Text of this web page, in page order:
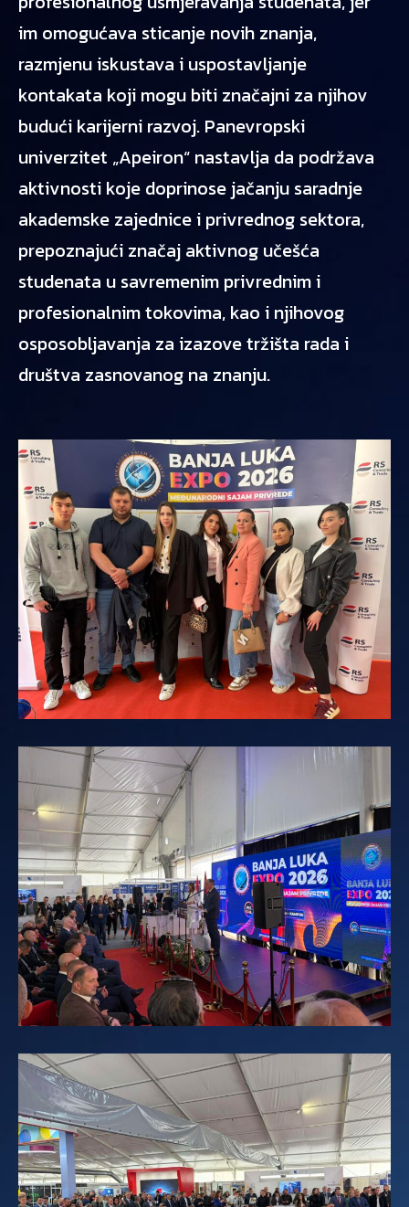
im omogućava sticanje novih znanja,
razmjenu iskustava i uspostavljanje
kontakata koji mogu biti značajni za njihov
budući karijerni razvoj. Panevropski
univerzitet „Apeiron“ nastavlja da podržava
aktivnosti koje doprinose jačanju saradnje
akademske zajednice i privrednog sektora,
prepoznajući značaj aktivnog učešća
studenata u savremenim privrednim i
profesionalnim tokovima, kao i njihovog
osposobljavanja za izazove tržišta rada i
društva zasnovanog na znanju.